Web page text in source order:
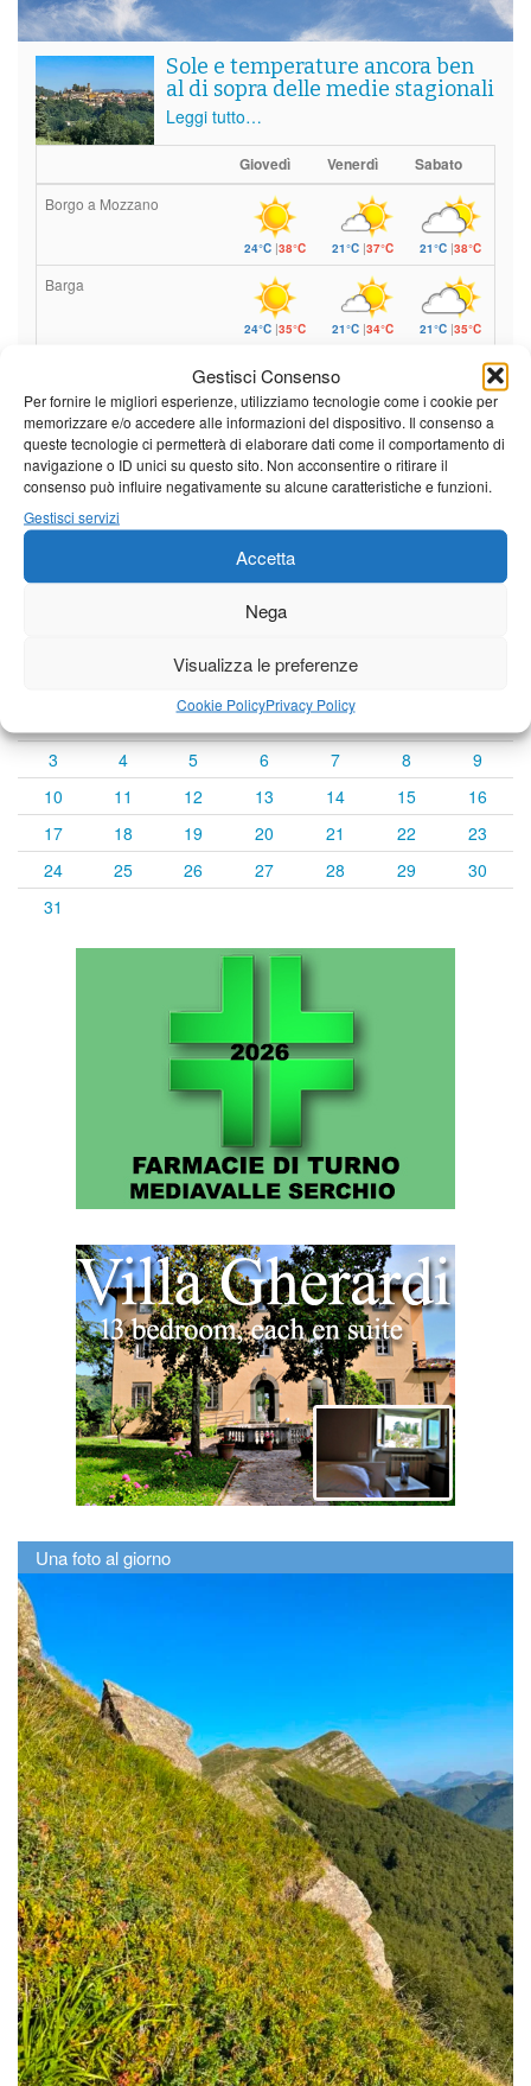
Gestisci Consenso
Per fornire le migliori esperienze, utilizziamo tecnologie come i cookie per
memorizzare e/o accedere alle informazioni del dispositivo. Il consenso a
queste tecnologie ci permetterà di elaborare dati come il comportamento di
navigazione o ID unici su questo sito. Non acconsentire o ritirare il
consenso può influire negativamente su alcune caratteristiche e funzioni.
Gestisci servizi
Accetta
Nega
Visualizza le preferenze
Cookie PolicyPrivacy Policy
Sole e temperature ancora ben
al di sopra delle medie stagionali
Leggi tutto…
Giovedì Venerdì Sabato
Borgo a Mozzano
24°C |38°C 21°C |37°C 21°C |38°C
Barga
24°C |35°C 21°C |34°C 21°C |35°C
24°C|35°C 21°C|34°C 21°C|35°C
Previsioni a cura di:
Calendario eventi
3
4 5 6 7 8
9
10
11 12 13 14 15
16
17
18 19 20 21 22
23
24
25 26 27 28 29
30
31
Una foto al giorno